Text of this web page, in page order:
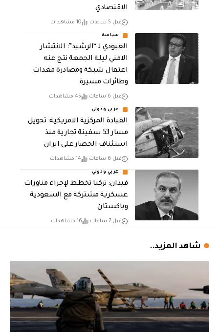
الاقتصادي
قبل 5 ساعات 10 مشاهدات
سياسة
العبودي لـ “الرشيد”: الانتشار
الامني ليلة الجمعة نتج عنه
اعتقال شبكة ومصادرة معدات
وطائرات مسيرة
قبل 6 ساعات 45 مشاهدات
عربي ودولي
القيادة المركزية الامريكية: تحويل
مسار 53 سفينة تجارية منذ
استئناف الحصار على ايران
قبل 6 ساعات 14 مشاهدات
عربي ودولي
فيدان: تركيا تخطط لإجراء مناورات
عسكرية مشتركة مع السعودية
وباكستان
قبل 7 ساعات 16 مشاهدات
شاهد المزيد..